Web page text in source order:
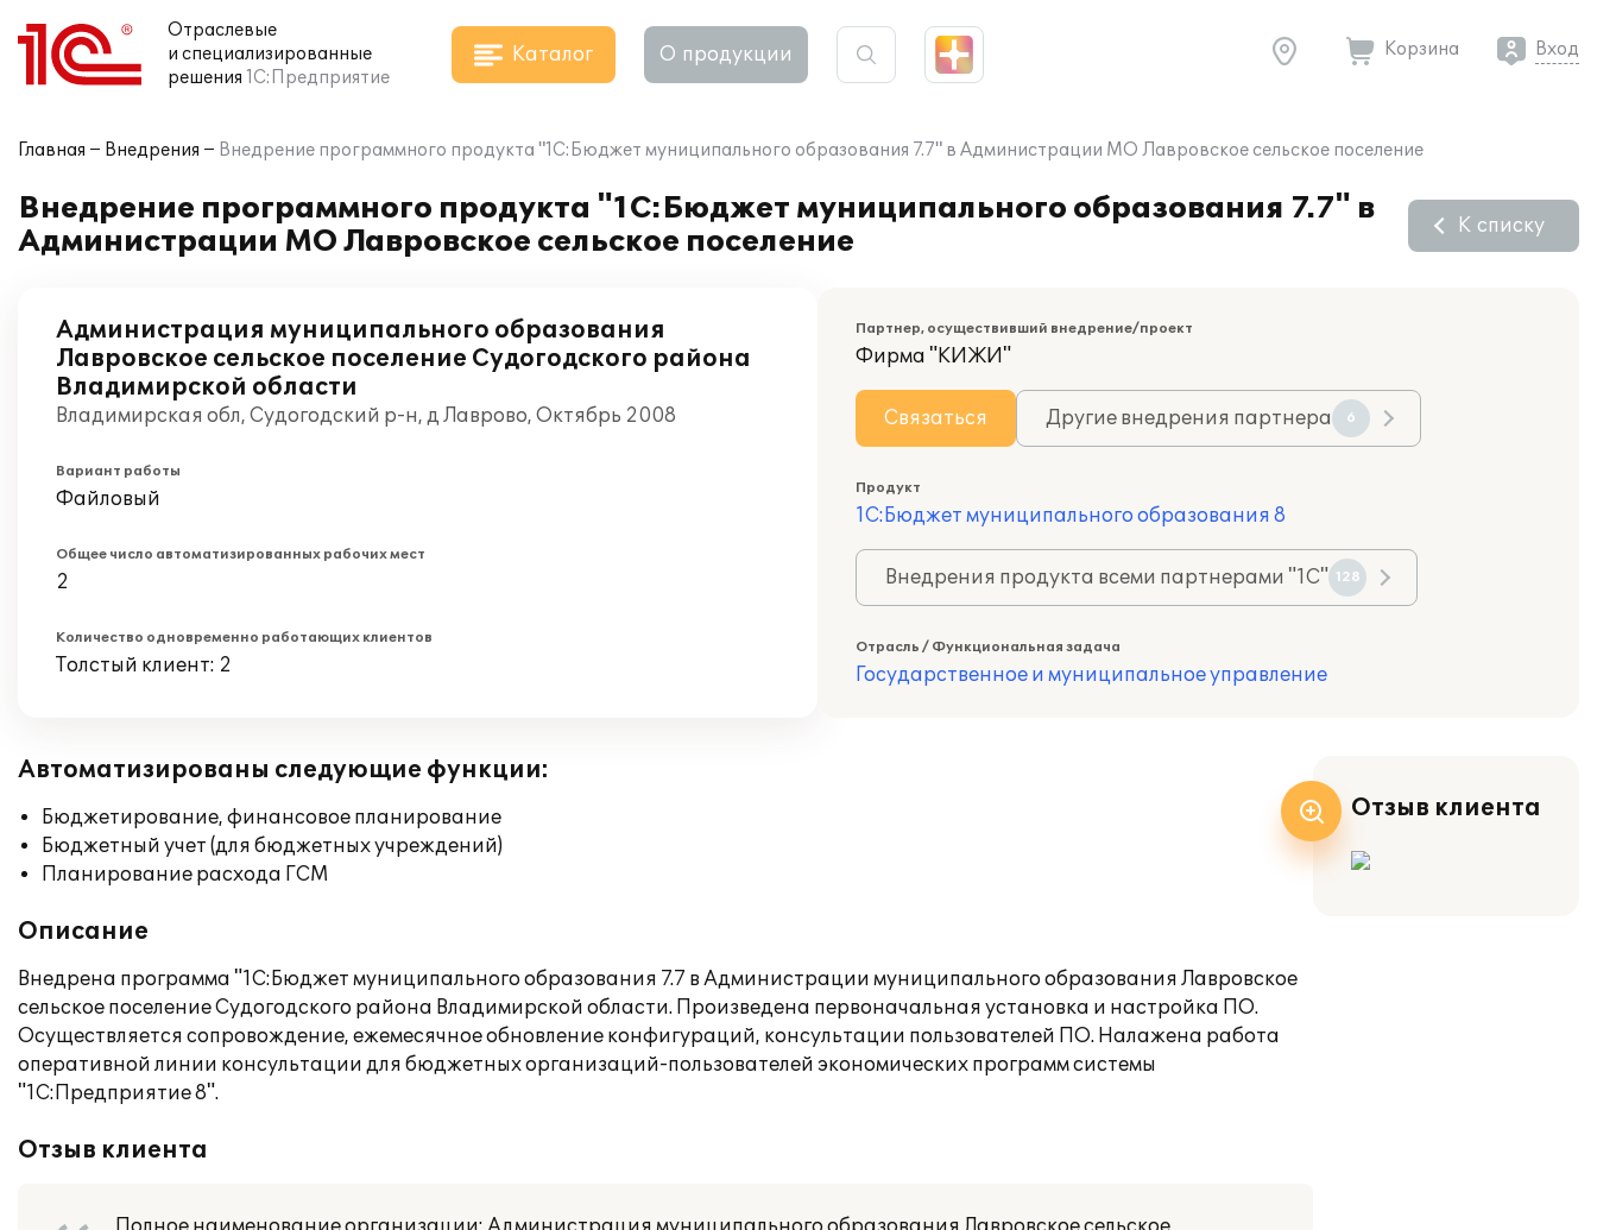
Отраслевые
и специализированные
решения 1С:Предприятие
Каталог О продукции Корзина Вход
Главная Внедрения Внедрение программного продукта "1С:Бюджет муниципального образования 7.7" в Администрации МО Лавровское сельское поселение
Внедрение программного продукта "1С:Бюджет муниципального образования 7.7" в
Администрации МО Лавровское сельское поселение
К списку
Администрация муниципального образования
Лавровское сельское поселение Судогодского района
Владимирской области
Владимирская обл, Судогодский р-н, д Лаврово, Октябрь 2008
Вариант работы
Файловый
Общее число автоматизированных рабочих мест
2
Количество одновременно работающих клиентов
Толстый клиент: 2
Партнер, осуществивший внедрение/проект
Фирма "КИЖИ"
Связаться Другие внедрения партнера 6
Продукт
1С:Бюджет муниципального образования 8
Внедрения продукта всеми партнерами "1С" 128
Отрасль / Функциональная задача
Государственное и муниципальное управление
Автоматизированы следующие функции:
Бюджетирование, финансовое планирование
Бюджетный учет (для бюджетных учреждений)
Планирование расхода ГСМ
Описание
Внедрена программа "1С:Бюджет муниципального образования 7.7 в Администрации муниципального образования Лавровское
сельское поселение Судогодского района Владимирской области. Произведена первоначальная установка и настройка ПО.
Осуществляется сопровождение, ежемесячное обновление конфигураций, консультации пользователей ПО. Налажена работа
оперативной линии консультации для бюджетных организаций-пользователей экономических программ системы
"1С:Предприятие 8".
Отзыв клиента
Отзыв клиента